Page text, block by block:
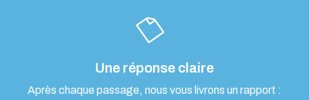
Une réponse claire
Après chaque passage, nous vous livrons un rapport :